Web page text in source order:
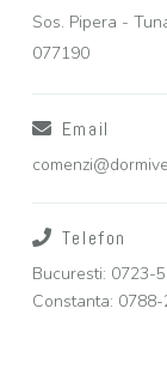
Sos. Pipera -
077190
Email
Telefon
Bucuresti: 0723-
Constanta: